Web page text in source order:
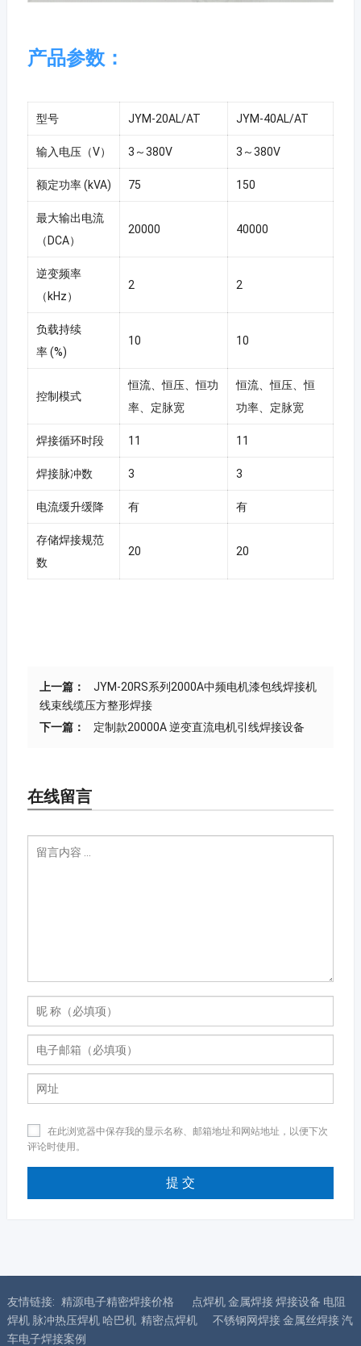
产品参数：
型号 JYM-20AL/AT JYM-40AL/AT
输入电压（V） 3～380V 3～380V
额定功率 (kVA) 75 150
最大输出电流
（DCA）
20000 40000
逆变频率
（kHz）
2 2
负载持续
率 (%)
10 10
控制模式
恒流、恒压、恒功
率、定脉宽
恒流、恒压、恒
功率、定脉宽
焊接循环时段 11 11
焊接脉冲数 3 3
电流缓升缓降 有 有
存储焊接规范
数
20 20
上一篇：
JYM-20RS系列2000A中频电机漆包线焊接机
线束线缆压方整形焊接
下一篇：
定制款20000A 逆变直流电机引线焊接设备
在线留言
在此浏览器中保存我的显示名称、邮箱地址和网站地址，以便下次
评论时使用。
友情链接: 精源电子精密焊接价格
点焊机 金属焊接 焊接设备 电阻
焊机 脉冲热压焊机 哈巴机 精密点焊机
不锈钢网焊接 金属丝焊接 汽
车电子焊接案例